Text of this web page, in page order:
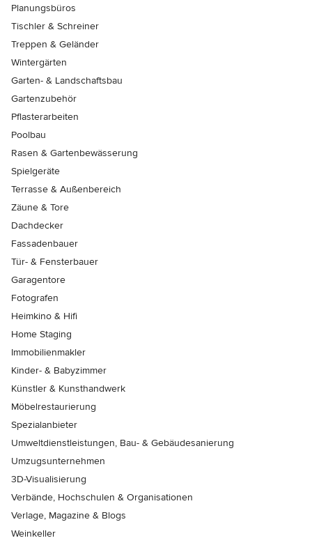
Planungsbüros
Tischler & Schreiner
Treppen & Geländer
Wintergärten
Garten- & Landschaftsbau
Gartenzubehör
Pflasterarbeiten
Poolbau
Rasen & Gartenbewässerung
Spielgeräte
Terrasse & Außenbereich
Zäune & Tore
Dachdecker
Fassadenbauer
Tür- & Fensterbauer
Garagentore
Fotografen
Heimkino & Hifi
Home Staging
Immobilienmakler
Kinder- & Babyzimmer
Künstler & Kunsthandwerk
Möbelrestaurierung
Spezialanbieter
Umweltdienstleistungen, Bau- & Gebäudesanierung
Umzugsunternehmen
3D-Visualisierung
Verbände, Hochschulen & Organisationen
Verlage, Magazine & Blogs
Weinkeller